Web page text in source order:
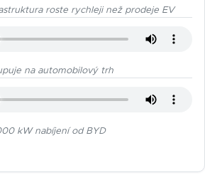
roste rychleji než prodeje EV
na automobilový trh
kW nabíjení od BYD